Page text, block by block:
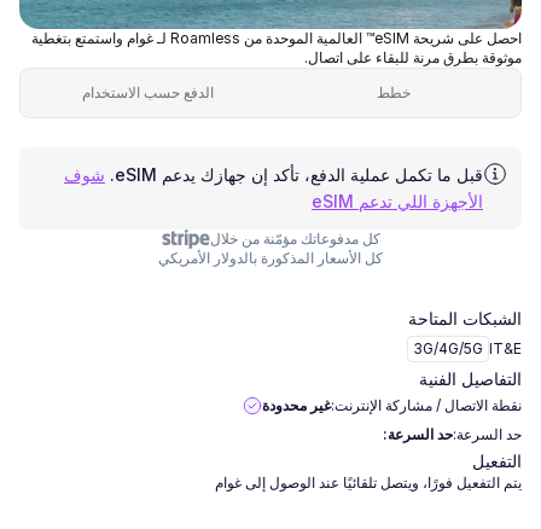
احصل على شريحة eSIM™ العالمية الموحدة من Roamless لـ غوام واستمتع بتغطية
موثوقة بطرق مرنة للبقاء على اتصال.
خطط
الدفع حسب الاستخدام
قبل ما تكمل عملية الدفع، تأكد إن جهازك يدعم eSIM.
شوف
الأجهزة اللي تدعم eSIM
كل مدفوعاتك مؤمّنة من خلال
كل الأسعار المذكورة بالدولار الأمريكي
الشبكات المتاحة
IT&E
3G/4G/5G
التفاصيل الفنية
نقطة الاتصال / مشاركة الإنترنت:غير محدودة
حد السرعة:حد السرعة:
التفعيل
يتم التفعيل فورًا، ويتصل تلقائيًا عند الوصول إلى غوام